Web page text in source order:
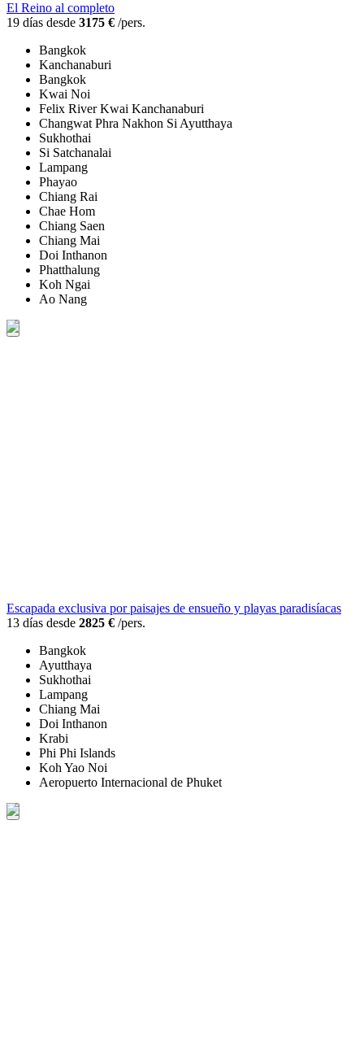
El Reino al completo
19 días desde 3175 € /pers.
Bangkok
Kanchanaburi
Bangkok
Kwai Noi
Felix River Kwai Kanchanaburi
Changwat Phra Nakhon Si Ayutthaya
Sukhothai
Si Satchanalai
Lampang
Phayao
Chiang Rai
Chae Hom
Chiang Saen
Chiang Mai
Doi Inthanon
Phatthalung
Koh Ngai
Ao Nang
Escapada exclusiva por paisajes de ensueño y playas paradisíacas
13 días desde 2825 € /pers.
Bangkok
Ayutthaya
Sukhothai
Lampang
Chiang Mai
Doi Inthanon
Krabi
Phi Phi Islands
Koh Yao Noi
Aeropuerto Internacional de Phuket